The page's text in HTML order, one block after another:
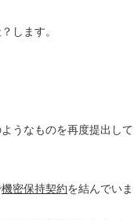
します。
うなものを再度提出して
機密保持契約を結んでいま